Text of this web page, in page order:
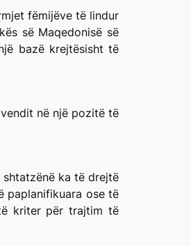
fëmijëve të lindur
së Maqedonisë së
bazë krejtësisht të
në një pozitë të
ka të drejtë
paplanifikuara ose të
kriter për trajtim të